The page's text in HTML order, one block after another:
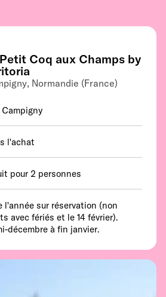
Coq aux Champs by
Normandie (France)
l'achat
pour 2 personnes
sur réservation (non
avec fériés et le 14 février).
décembre à fin janvier.